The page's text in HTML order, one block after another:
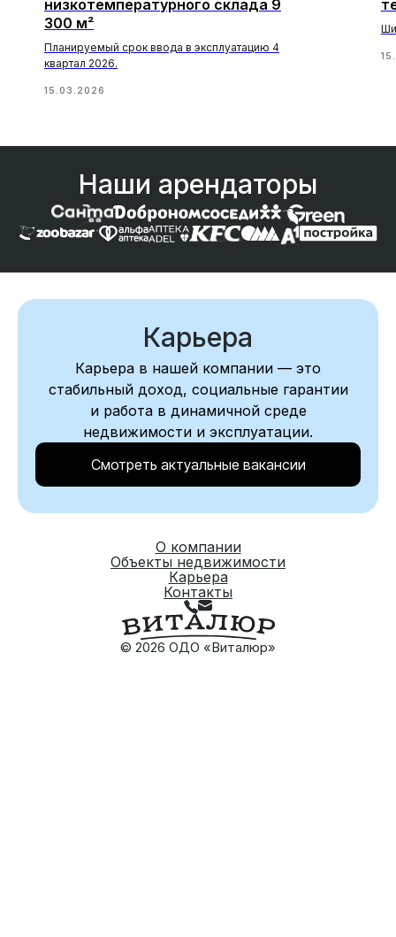
низкотемпературного склада 9
300 м²
Планируемый срок ввода в эксплуатацию 4
квартал 2026.
15.03.2026
Наши арендаторы
Карьера
Карьера в нашей компании — это
стабильный доход, социальные гарантии
и работа в динамичной среде
недвижимости и эксплуатации.
Смотреть актуальные вакансии
© 2026 ОДО «Виталюр»
О компании
Объекты недвижимости
Карьера
Контакты